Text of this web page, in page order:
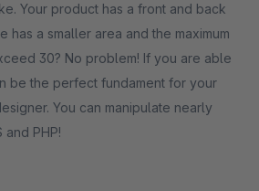
Your product has a front and back
has a smaller area and the maximum
30? No problem! If you are able
be the perfect fundament for your
You can manipulate nearly
and PHP!